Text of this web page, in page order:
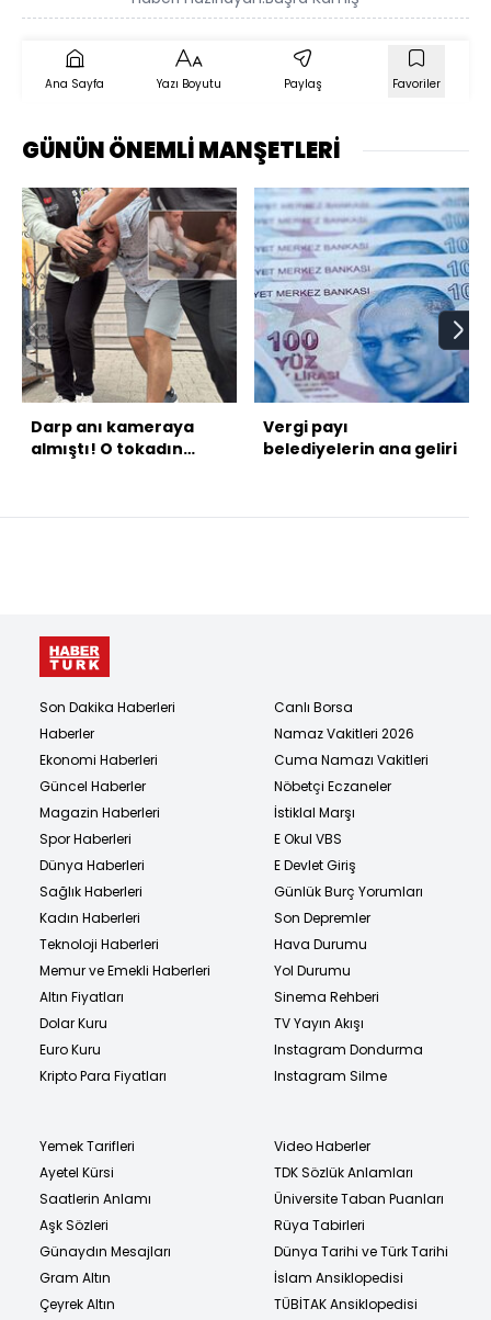
Ana Sayfa Yazı Boyutu Paylaş Favoriler
GÜNÜN ÖNEMLİ MANŞETLERİ
Darp anı kameraya
almıştı! O tokadın
Vergi payı
belediyelerin ana geliri
Son Dakika Haberleri
Haberler
Ekonomi Haberleri
Güncel Haberler
Magazin Haberleri
Spor Haberleri
Dünya Haberleri
Sağlık Haberleri
Kadın Haberleri
Teknoloji Haberleri
Memur ve Emekli Haberleri
Altın Fiyatları
Dolar Kuru
Euro Kuru
Kripto Para Fiyatları
Canlı Borsa
Namaz Vakitleri 2026
Cuma Namazı Vakitleri
Nöbetçi Eczaneler
İstiklal Marşı
E Okul VBS
E Devlet Giriş
Günlük Burç Yorumları
Son Depremler
Hava Durumu
Yol Durumu
Sinema Rehberi
TV Yayın Akışı
Instagram Dondurma
Instagram Silme
Yemek Tarifleri
Ayetel Kürsi
Saatlerin Anlamı
Aşk Sözleri
Günaydın Mesajları
Gram Altın
Çeyrek Altın
Video Haberler
TDK Sözlük Anlamları
Üniversite Taban Puanları
Rüya Tabirleri
Dünya Tarihi ve Türk Tarihi
İslam Ansiklopedisi
TÜBİTAK Ansiklopedisi